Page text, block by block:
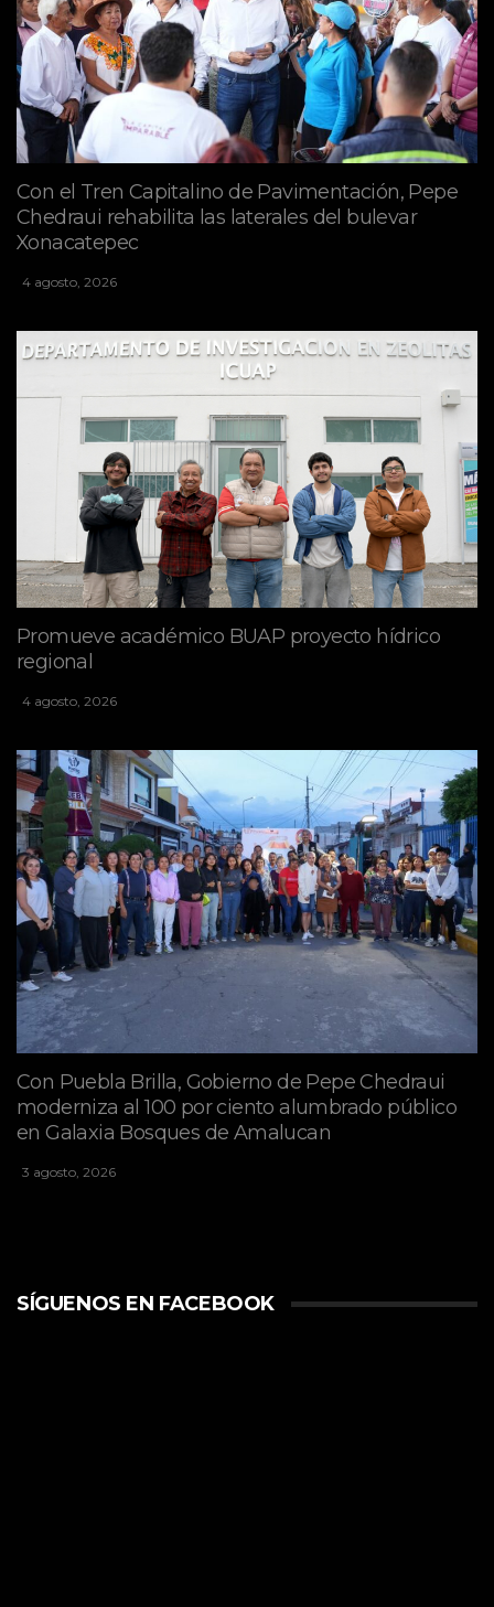
Con el Tren Capitalino de Pavimentación, Pepe
Chedraui rehabilita las laterales del bulevar
Xonacatepec
4 agosto, 2026
Promueve académico BUAP proyecto hídrico
regional
4 agosto, 2026
Con Puebla Brilla, Gobierno de Pepe Chedraui
moderniza al 100 por ciento alumbrado público
en Galaxia Bosques de Amalucan
3 agosto, 2026
SÍGUENOS EN FACEBOOK